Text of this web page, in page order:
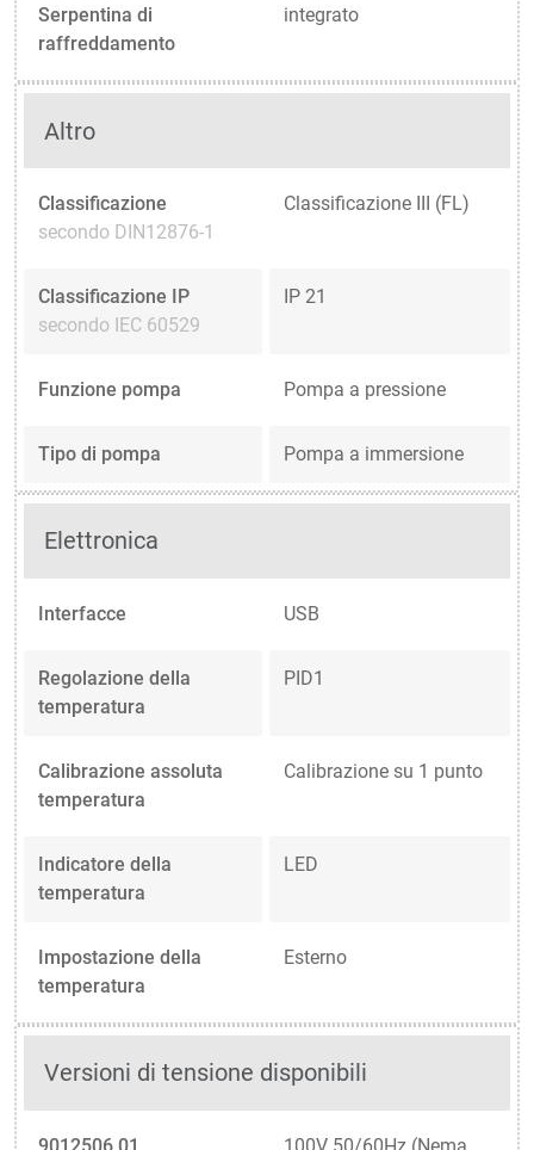
Serpentina di
raffreddamento
integrato
Altro
Classificazione
secondo DIN12876-1
Classificazione III (FL)
Classificazione IP
secondo IEC 60529
IP 21
Funzione pompa Pompa a pressione
Tipo di pompa Pompa a immersione
Elettronica
Interfacce USB
Regolazione della
temperatura
PID1
Calibrazione assoluta
temperatura
Calibrazione su 1 punto
Indicatore della
temperatura
LED
Impostazione della
temperatura
Esterno
Versioni di tensione disponibili